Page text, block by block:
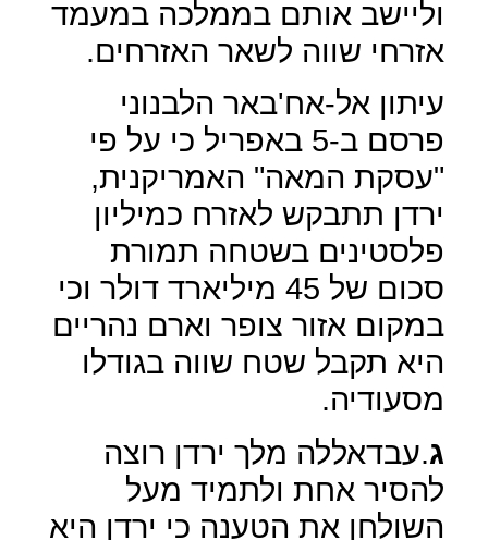
וליישב אותם בממלכה במעמד
אזרחי שווה לשאר האזרחים.
עיתון אל-אח'באר הלבנוני
פרסם ב-5 באפריל כי על פי
"עסקת המאה" האמריקנית,
ירדן תתבקש לאזרח כמיליון
פלסטינים בשטחה תמורת
סכום של 45 מיליארד דולר וכי
במקום אזור צופר וארם נהריים
היא תקבל שטח שווה בגודלו
מסעודיה.
ג.עבדאללה מלך ירדן רוצה
להסיר אחת ולתמיד מעל
השולחן את הטענה כי ירדן היא